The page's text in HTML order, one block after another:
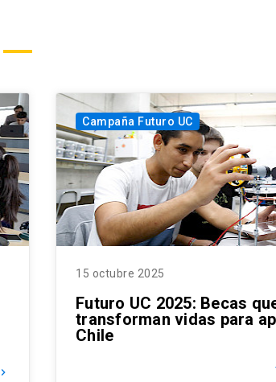
keyboard_arrow_right
Campaña Futuro UC
15 octubre 2025
Futuro UC 2025: Becas
transforman vidas para
Chile